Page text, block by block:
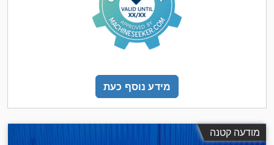
מידע נוסף כעת
מודעה קטנה